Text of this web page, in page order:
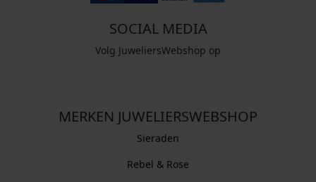
SOCIAL MEDIA
Volg JuweliersWebshop op
MERKEN JUWELIERSWEBSHOP
Sieraden
Rebel & Rose